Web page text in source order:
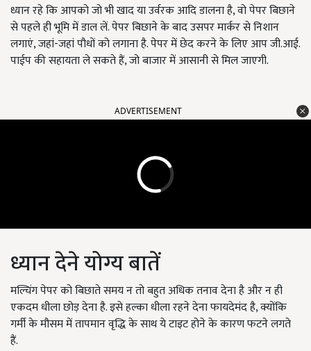
ध्यान रहे कि आपको जो भी खाद या उर्वरक आदि डालना है, वो पेपर बिछाने
से पहले ही भूमि में डाल लें. पेपर बिछाने के बाद उसपर मार्कर से निशान
लगाएं, जहां-जहां पौधों को लगाना है. पेपर में छेद करने के लिए आप जी.आई.
पाईप की सहायता ले सकते हैं, जो बाजार में आसानी से मिल जाएगी.
ADVERTISEMENT
ध्यान देने योग्य बातें
मल्चिंग पेपर को बिछाते समय न तो बहुत अधिक तनाव देना है और न ही
एकदम धीला छोड़ देना है. इसे हल्का धीला रहने देना फायदेमंद है, क्योंकि
गर्मी के मौसम में तापमान वृद्धि के साथ ये टाइट होने के कारण फटने लगते
हैं.